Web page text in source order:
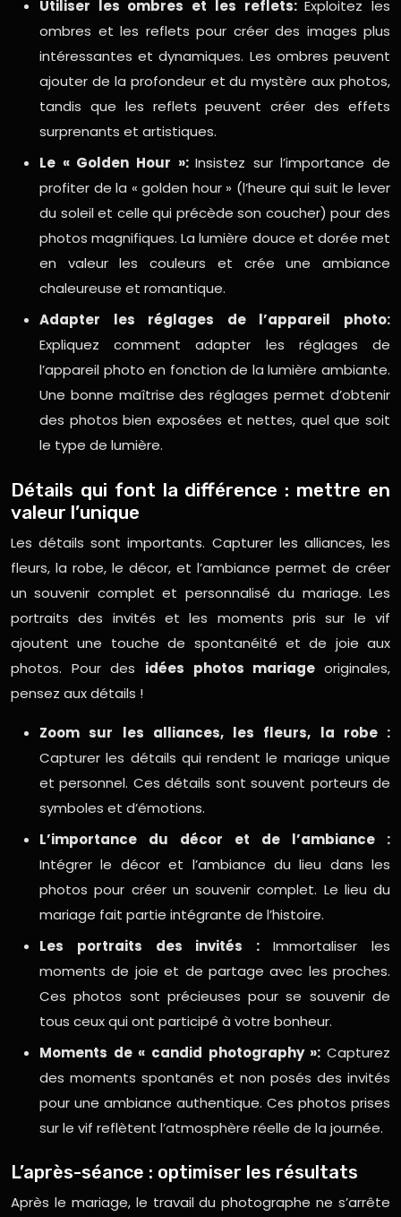
Utiliser les ombres et les reflets:Exploitez les
ombres et les reflets pour créer des images plus
intéressantes et dynamiques. Les ombres peuvent
ajouter de la profondeur et du mystère aux photos,
tandis que les reflets peuvent créer des effets
surprenants et artistiques.
Le « Golden Hour »:Insistez sur l’importance de
profiter de la « golden hour » (l’heure qui suit le lever
du soleil et celle qui précède son coucher) pour des
photos magnifiques. La lumière douce et dorée met
en valeur les couleurs et crée une ambiance
chaleureuse et romantique.
Adapter les réglages de l’appareil photo:
Expliquez comment adapter les réglages de
l’appareil photo en fonction de la lumière ambiante.
Une bonne maîtrise des réglages permet d’obtenir
des photos bien exposées et nettes, quel que soit
le type de lumière.
Détails qui font la différence : mettre en
valeur l’unique
Les détails sont importants. Capturer les alliances, les
fleurs, la robe, le décor, et l’ambiance permet de créer
un souvenir complet et personnalisé du mariage. Les
portraits des invités et les moments pris sur le vif
ajoutent une touche de spontanéité et de joie aux
photos. Pour des idées photos mariage originales,
pensez aux détails !
Zoom sur les alliances, les fleurs, la robe :
Capturer les détails qui rendent le mariage unique
et personnel. Ces détails sont souvent porteurs de
symboles et d’émotions.
L’importance du décor et de l’ambiance :
Intégrer le décor et l’ambiance du lieu dans les
photos pour créer un souvenir complet. Le lieu du
mariage fait partie intégrante de l’histoire.
Les portraits des invités :Immortaliser les
moments de joie et de partage avec les proches.
Ces photos sont précieuses pour se souvenir de
tous ceux qui ont participé à votre bonheur.
Moments de « candid photography »: Capturez
des moments spontanés et non posés des invités
pour une ambiance authentique. Ces photos prises
sur le vif reflètent l’atmosphère réelle de la journée.
L’après-séance : optimiser les résultats
Après le mariage, le travail du photographe ne s’arrête